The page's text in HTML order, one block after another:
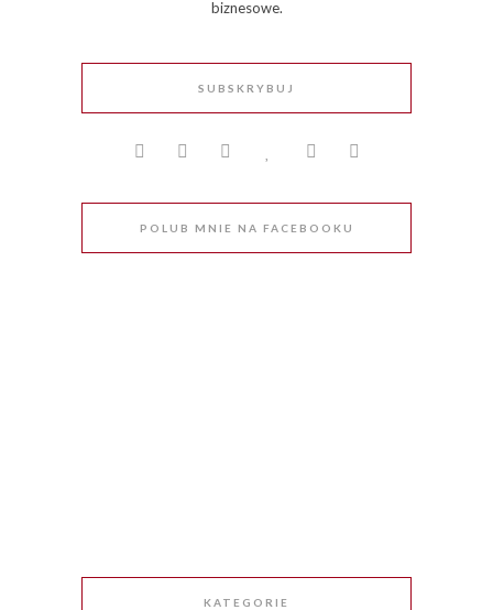
biznesowe.
SUBSKRYBUJ
POLUB MNIE NA FACEBOOKU
KATEGORIE